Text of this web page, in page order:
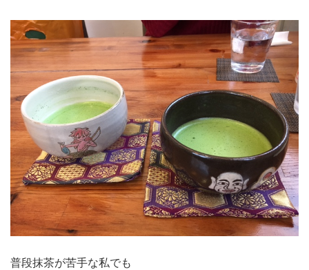
普段抹茶が苦手な私でも